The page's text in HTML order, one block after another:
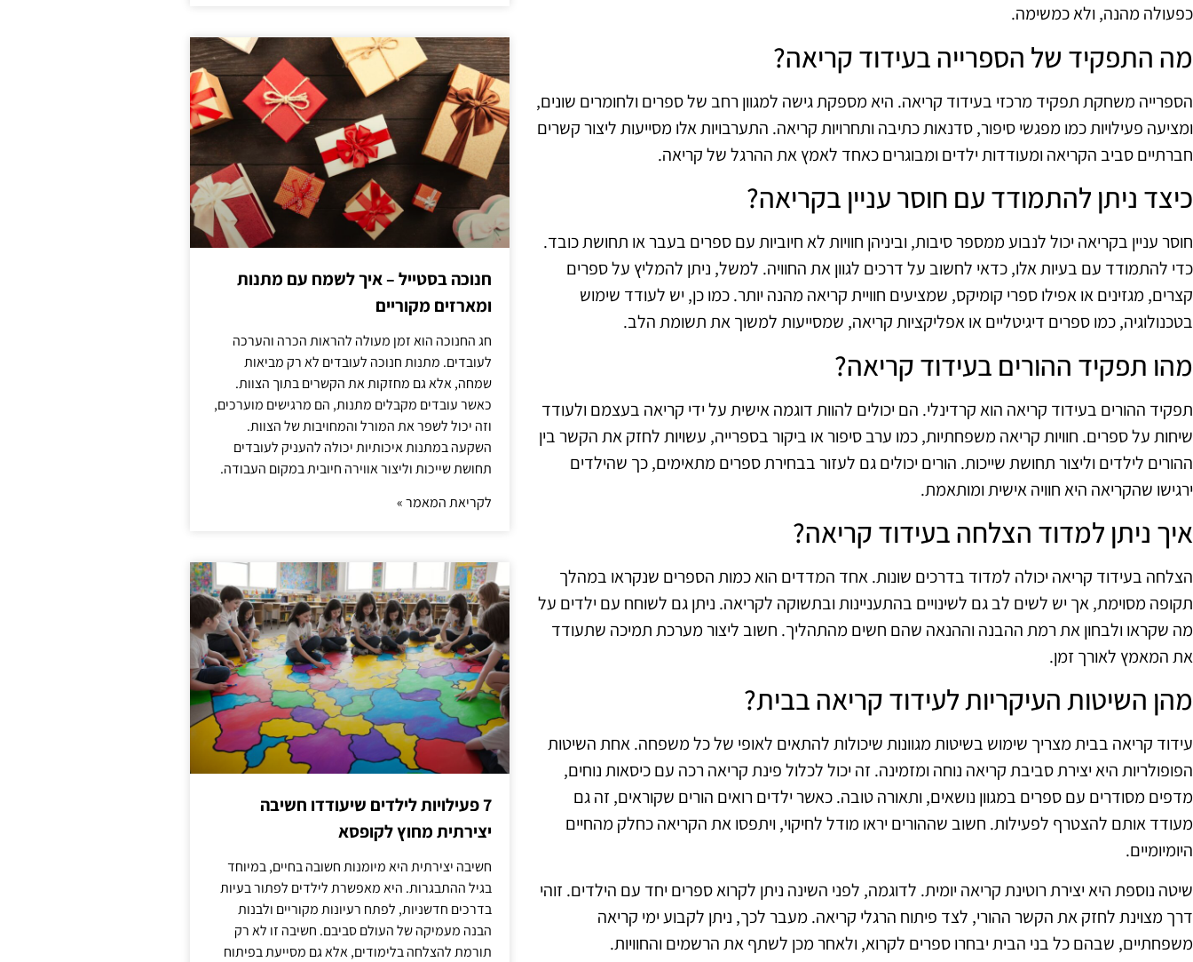
כפעולה מהנה, ולא כמשימה.
מה התפקיד של הספרייה בעידוד קריאה?
הספרייה משחקת תפקיד מרכזי בעידוד קריאה. היא מספקת גישה למגוון רחב של ספרים ולחומרים שונים,
ומציעה פעילויות כמו מפגשי סיפור, סדנאות כתיבה ותחרויות קריאה. התערבויות אלו מסייעות ליצור קשרים
חברתיים סביב הקריאה ומעודדות ילדים ומבוגרים כאחד לאמץ את ההרגל של קריאה.
כיצד ניתן להתמודד עם חוסר עניין בקריאה?
חוסר עניין בקריאה יכול לנבוע ממספר סיבות, וביניהן חוויות לא חיוביות עם ספרים בעבר או תחושת כובד.
כדי להתמודד עם בעיות אלו, כדאי לחשוב על דרכים לגוון את החוויה. למשל, ניתן להמליץ על ספרים
קצרים, מגזינים או אפילו ספרי קומיקס, שמציעים חוויית קריאה מהנה יותר. כמו כן, יש לעודד שימוש
בטכנולוגיה, כמו ספרים דיגיטליים או אפליקציות קריאה, שמסייעות למשוך את תשומת הלב.
מהו תפקיד ההורים בעידוד קריאה?
תפקיד ההורים בעידוד קריאה הוא קרדינלי. הם יכולים להוות דוגמה אישית על ידי קריאה בעצמם ולעודד
שיחות על ספרים. חוויות קריאה משפחתיות, כמו ערב סיפור או ביקור בספרייה, עשויות לחזק את הקשר בין
ההורים לילדים וליצור תחושת שייכות. הורים יכולים גם לעזור בבחירת ספרים מתאימים, כך שהילדים
ירגישו שהקריאה היא חוויה אישית ומותאמת.
איך ניתן למדוד הצלחה בעידוד קריאה?
הצלחה בעידוד קריאה יכולה למדוד בדרכים שונות. אחד המדדים הוא כמות הספרים שנקראו במהלך
תקופה מסוימת, אך יש לשים לב גם לשינויים בהתעניינות ובתשוקה לקריאה. ניתן גם לשוחח עם ילדים על
מה שקראו ולבחון את רמת ההבנה וההנאה שהם חשים מהתהליך. חשוב ליצור מערכת תמיכה שתעודד
את המאמץ לאורך זמן.
מהן השיטות העיקריות לעידוד קריאה בבית?
עידוד קריאה בבית מצריך שימוש בשיטות מגוונות שיכולות להתאים לאופי של כל משפחה. אחת השיטות
הפופולריות היא יצירת סביבת קריאה נוחה ומזמינה. זה יכול לכלול פינת קריאה רכה עם כיסאות נוחים,
מדפים מסודרים עם ספרים במגוון נושאים, ותאורה טובה. כאשר ילדים רואים הורים שקוראים, זה גם
מעודד אותם להצטרף לפעילות. חשוב שההורים יראו מודל לחיקוי, ויתפסו את הקריאה כחלק מהחיים
היומיומיים.
שיטה נוספת היא יצירת רוטינת קריאה יומית. לדוגמה, לפני השינה ניתן לקרוא ספרים יחד עם הילדים. זוהי
דרך מצוינת לחזק את הקשר ההורי, לצד פיתוח הרגלי קריאה. מעבר לכך, ניתן לקבוע ימי קריאה
משפחתיים, שבהם כל בני הבית יבחרו ספרים לקרוא, ולאחר מכן לשתף את הרשמים והחוויות.
חנוכה בסטייל – איך לשמח עם מתנות
ומארזים מקוריים
חג החנוכה הוא זמן מעולה להראות הכרה והערכה
לעובדים. מתנות חנוכה לעובדים לא רק מביאות
שמחה, אלא גם מחזקות את הקשרים בתוך הצוות.
כאשר עובדים מקבלים מתנות, הם מרגישים מוערכים,
וזה יכול לשפר את המורל והמחויבות של הצוות.
השקעה במתנות איכותיות יכולה להעניק לעובדים
תחושת שייכות וליצור אווירה חיובית במקום העבודה.
לקריאת המאמר »
7 פעילויות לילדים שיעודדו חשיבה
יצירתית מחוץ לקופסא
חשיבה יצירתית היא מיומנות חשובה בחיים, במיוחד
בגיל ההתבגרות. היא מאפשרת לילדים לפתור בעיות
בדרכים חדשניות, לפתח רעיונות מקוריים ולבנות
הבנה מעמיקה של העולם סביבם. חשיבה זו לא רק
תורמת להצלחה בלימודים, אלא גם מסייעת בפיתוח